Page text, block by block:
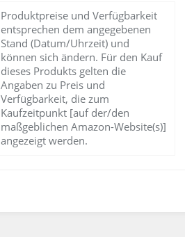
Produktpreise und Verfügbarkeit
entsprechen dem angegebenen
Stand (Datum/Uhrzeit) und
können sich ändern. Für den Kauf
dieses Produkts gelten die
Angaben zu Preis und
Verfügbarkeit, die zum
Kaufzeitpunkt [auf der/den
maßgeblichen Amazon-Website(s)]
angezeigt werden.